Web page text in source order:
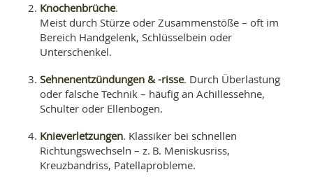
Knochenbrüche.
Meist durch Stürze oder Zusammenstöße – oft im
Bereich Handgelenk, Schlüsselbein oder
Unterschenkel.
Sehnenentzündungen & -risse. Durch Überlastung
oder falsche Technik – häufig an Achillessehne,
Schulter oder Ellenbogen.
Knieverletzungen. Klassiker bei schnellen
Richtungswechseln – z. B. Meniskusriss,
Kreuzbandriss, Patellaprobleme.